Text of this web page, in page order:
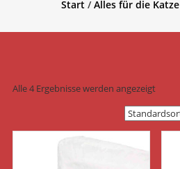
Start /Alles für die Katze
Alle 4 Ergebnisse werden angezeigt